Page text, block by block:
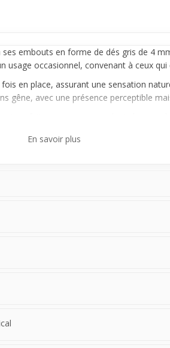
embouts en forme de dés gris de 4
occasionnel, convenant à ceux
en place, assurant une sensation
gêne, avec une présence perceptible
En savoir plus